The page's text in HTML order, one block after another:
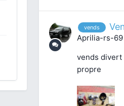
vends
Aprilia-rs-69
vends divert
propre